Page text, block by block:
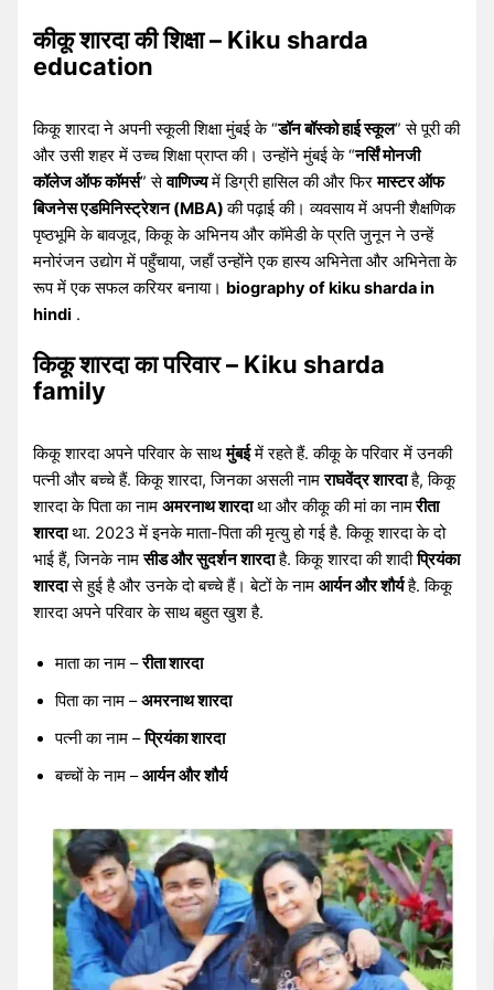
कीकू शारदा की शिक्षा – Kiku sharda
education
किकू शारदा ने अपनी स्कूली शिक्षा मुंबई के “डॉन बॉस्को हाई स्कूल” से पूरी की
और उसी शहर में उच्च शिक्षा प्राप्त की। उन्होंने मुंबई के “नर्सिं मोनजी
कॉलेज ऑफ कॉमर्स” सेवाणिज्यमें डिग्री हासिल की और फिरमास्टर ऑफ
बिजनेस एडमिनिस्ट्रेशन (MBA)की पढ़ाई की। व्यवसाय में अपनी शैक्षणिक
पृष्ठभूमि के बावजूद, किकू के अभिनय और कॉमेडी के प्रति जुनून ने उन्हें
मनोरंजन उद्योग में पहुँचाया, जहाँ उन्होंने एक हास्य अभिनेता और अभिनेता के
रूप में एक सफल करियर बनाया। biography of kiku sharda in
hindi .
किकू शारदा का परिवार – Kiku sharda
family
किकू शारदा अपने परिवार के साथमुंबईमें रहते हैं. कीकू के परिवार में उनकी
पत्नी और बच्चे हैं. किकू शारदा, जिनका असली नामराघवेंद्र शारदाहै, किकू
शारदा के पिता का नामअमरनाथ शारदाथा और कीकू की मां का नामरीता
शारदाथा. 2023 में इनके माता-पिता की मृत्यु हो गई है. किकू शारदा के दो
भाई हैं, जिनके नामसीड और सुदर्शन शारदाहै. किकू शारदा की शादीप्रियंका
शारदासे हुई है और उनके दो बच्चे हैं। बेटों के नामआर्यन और शौर्यहै. किकू
शारदा अपने परिवार के साथ बहुत खुश है.
माता का नाम –रीता शारदा
पिता का नाम –अमरनाथ शारदा
पत्नी का नाम –प्रियंका शारदा
बच्चों के नाम –आर्यन और शौर्य